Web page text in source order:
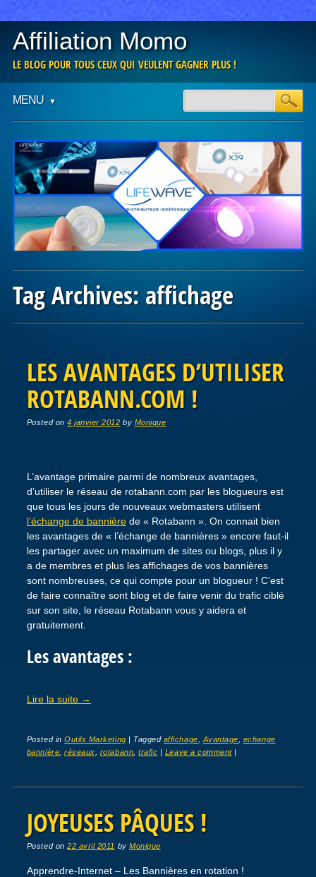
Affiliation Momo
LE BLOG POUR TOUS CEUX QUI VEULENT GAGNER PLUS !
Main menu
content
MENU
Tag Archives:affichage
LES AVANTAGES D’UTILISER
ROTABANN.COM !
Posted on4 janvier 2012 by Monique
L’avantage primaire parmi de nombreux avantages,
d’utiliser le réseau de rotabann.com par les blogueurs est
que tous les jours de nouveaux webmasters utilisent
l’échange de bannièrede « Rotabann ». On connait bien
les avantages de « l’échange de bannières » encore faut-il
les partager avec un maximum de sites ou blogs, plus il y
a de membres et plus les affichages de vos bannières
sont nombreuses, ce qui compte pour un blogueur ! C’est
de faire connaître sont blog et de faire venir du trafic ciblé
sur son site, le réseau Rotabann vous y aidera et
gratuitement.
Les avantages :
Lire la suite →
Posted inOutils Marketing | Tagged affichage Avantage
echange
bannière ,réseaux rotabann ,trafic | Leave a comment |
JOYEUSES PÂQUES !
Posted on22 avril 2011 byMonique
Apprendre-Internet – Les Bannières en rotation !